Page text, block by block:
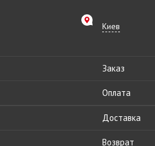
Киев
Заказ
Оплата
Доставка
Возврат